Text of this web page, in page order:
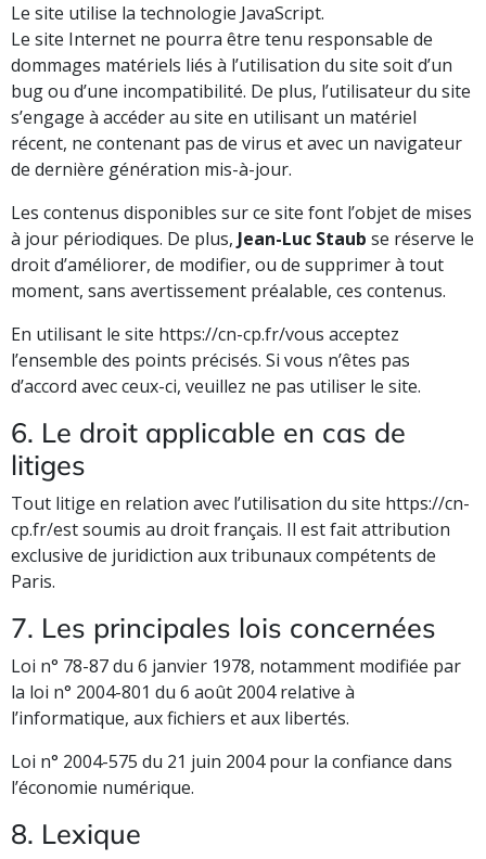
Le site utilise la technologie JavaScript.
Le site Internet ne pourra être tenu responsable de
dommages matériels liés à l’utilisation du site soit d’un
bug ou d’une incompatibilité. De plus, l’utilisateur du site
s’engage à accéder au site en utilisant un matériel
récent, ne contenant pas de virus et avec un navigateur
de dernière génération mis-à-jour.
Les contenus disponibles sur ce site font l’objet de mises
à jour périodiques. De plus, Jean-Luc Staub se réserve le
droit d’améliorer, de modifier, ou de supprimer à tout
moment, sans avertissement préalable, ces contenus.
En utilisant le site https://cn-cp.fr/vous acceptez
l’ensemble des points précisés. Si vous n’êtes pas
d’accord avec ceux-ci, veuillez ne pas utiliser le site.
6. Le droit applicable en cas de
litiges
Tout litige en relation avec l’utilisation du site https://cn-
cp.fr/est soumis au droit français. Il est fait attribution
exclusive de juridiction aux tribunaux compétents de
Paris.
7. Les principales lois concernées
Loi n° 78-87 du 6 janvier 1978, notamment modifiée par
la loi n° 2004-801 du 6 août 2004 relative à
l’informatique, aux fichiers et aux libertés.
Loi n° 2004-575 du 21 juin 2004 pour la confiance dans
l’économie numérique.
8. Lexique